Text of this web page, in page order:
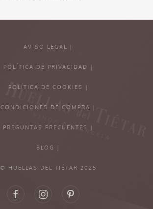
AVISO LEGAL |
POLÍTICA DE PRIVACIDAD |
POLÍTICA DE COOKIES |
CONDICIONES DE COMPRA |
PREGUNTAS FRECUENTES |
BLOG |
© HUELLAS DEL TIÉTAR 2025